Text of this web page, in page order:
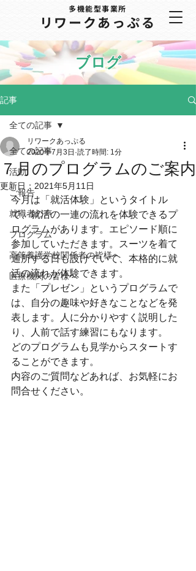
多機能型事業所
​リワークあっぷる
ブログ
記事
全ての記事
活動
ご報告
就職者の声
プログラム
高等養護学校関係者の皆様へ
医療機関の皆様へ
全ての記事
７月のプログラムのご案内
リワークあっぷる
2020年7月3日 読了時間: 1分
更新日： 2021年5月11日
今月は「就活体験」というタイトル
で、就活の一連の流れを体験できるプ
ログラムがあります。エピソード順に
参加していただきます。スーツを着て
通所する日も設けていて、本格的に就
活の流れが体験できます。
また「プレゼン」というプログラムで
は、自分の趣味や好きなことなどを発
表します。人に分かりやすく説明した
り、人前で話す練習にもなります。
どのプログラムも見学からスタートす
ることができます。
内容のご質問などあれば、お気軽にお
問合せください。